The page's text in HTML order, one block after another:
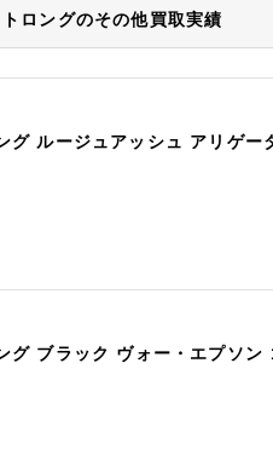
ロングのその他買取実績
グ ルージュアッシュ アリゲー
グ ブラック ヴォー・エプソン